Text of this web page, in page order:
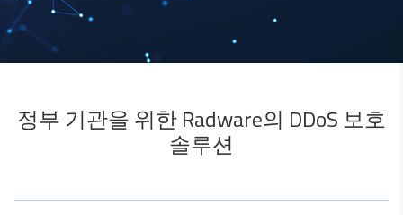
정부 기관을 위한 Radware의 DDoS 보호
솔루션​​​​​​​